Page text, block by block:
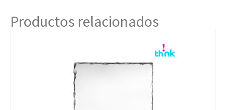
Productos relacionados